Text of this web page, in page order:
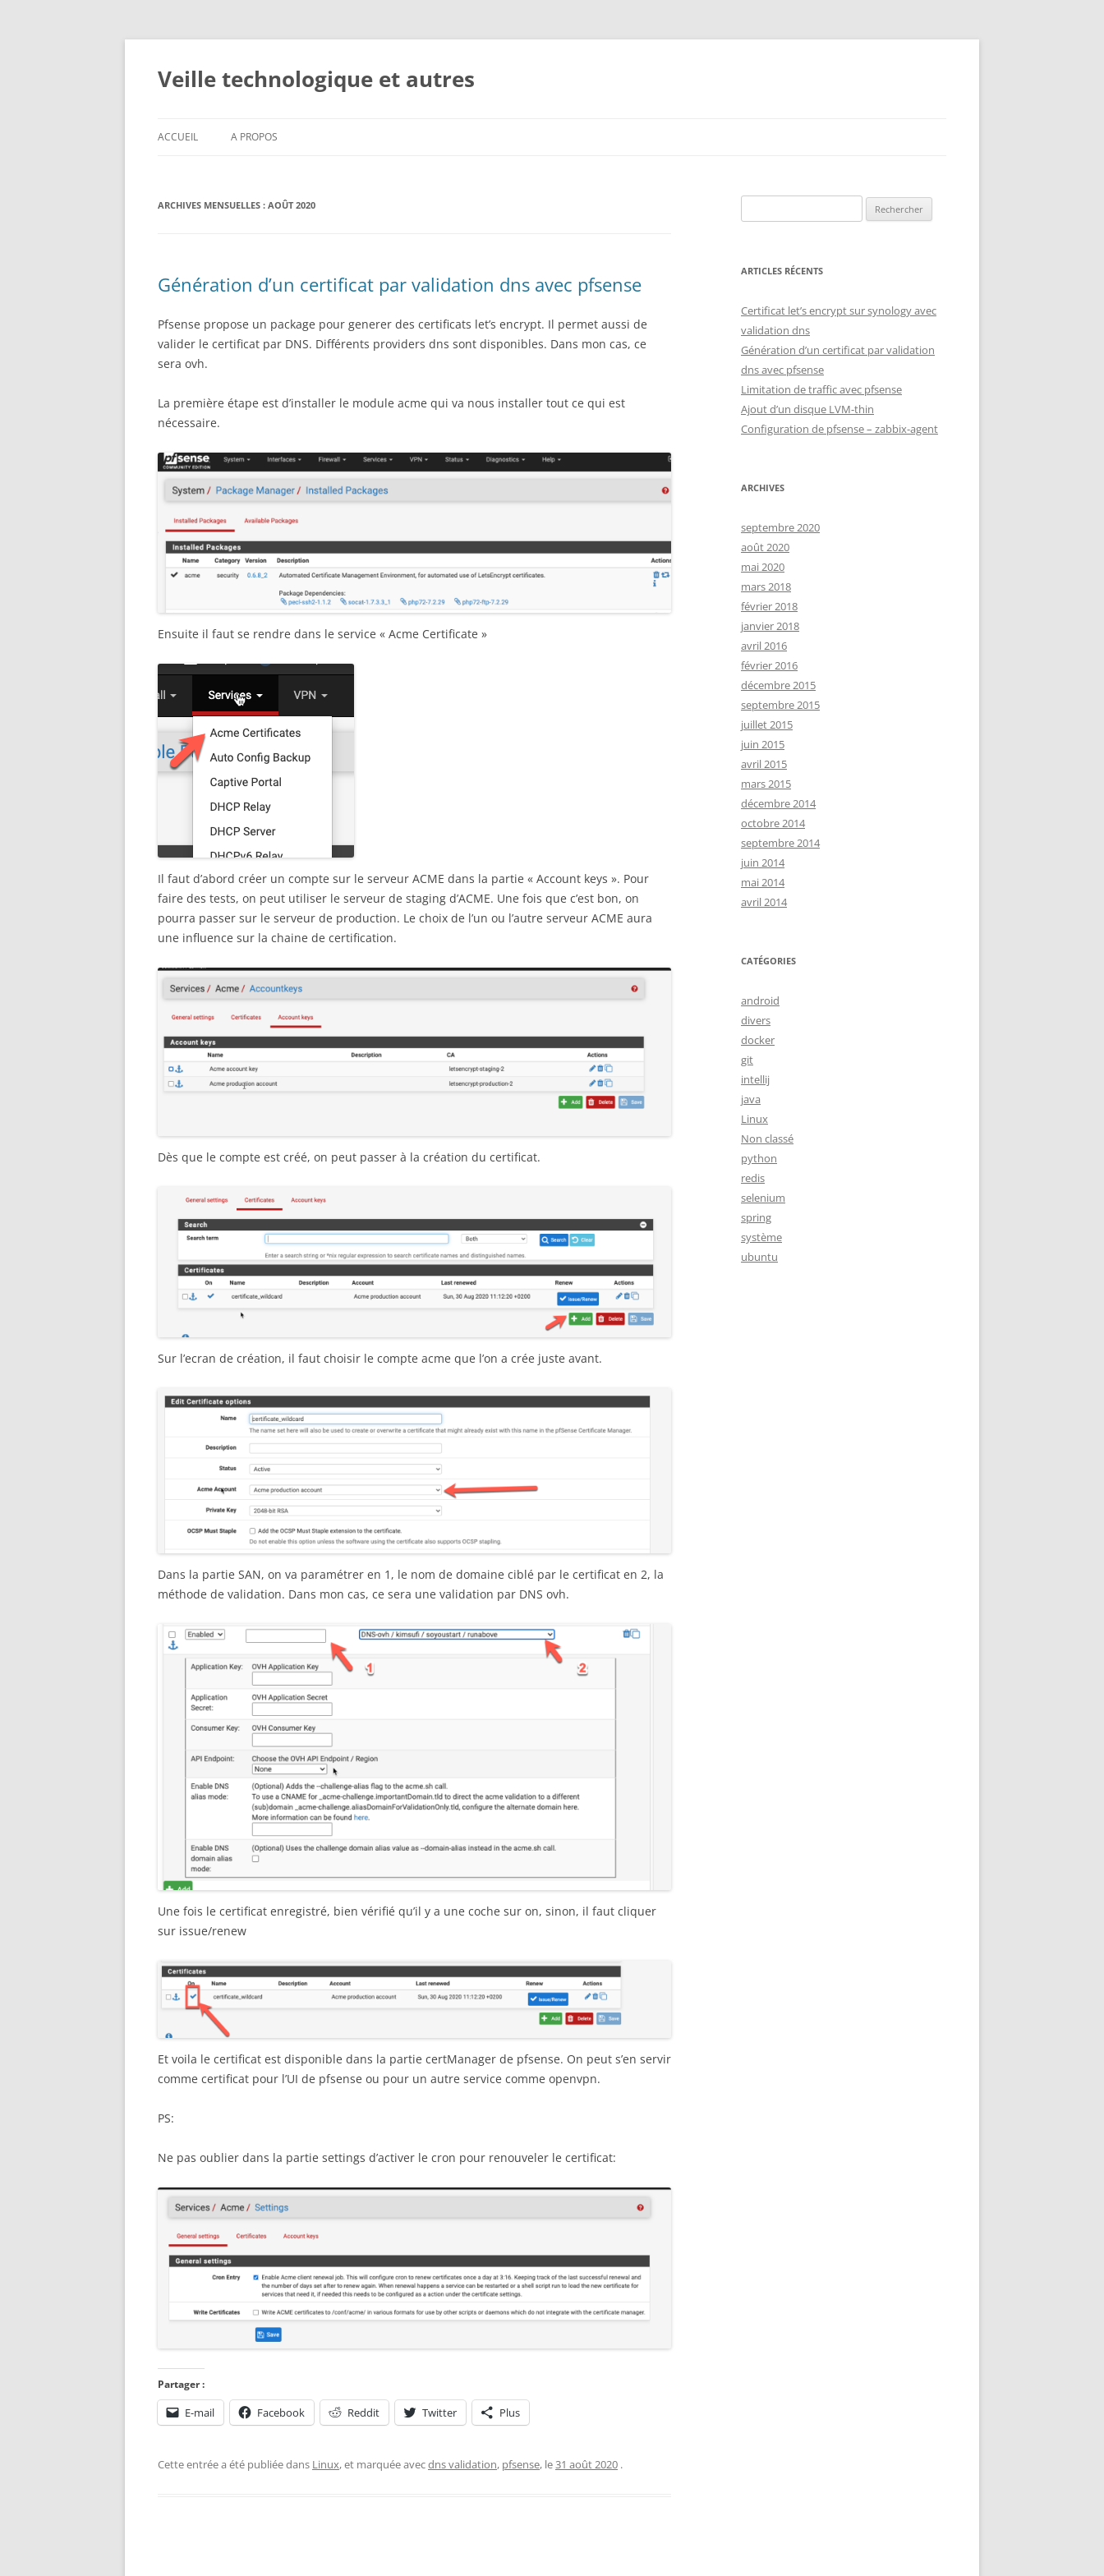
Veille technologique et autres
ACCUEIL A PROPOS
ARCHIVES MENSUELLES : AOÛT 2020
Génération d’un certificat par validation dns avec pfsense
Pfsense propose un package pour generer des certificats let’s encrypt. Il permet aussi de
valider le certificat par DNS. Différents providers dns sont disponibles. Dans mon cas, ce
sera ovh.
La première étape est d’installer le module acme qui va nous installer tout ce qui est
nécessaire.
Ensuite il faut se rendre dans le service « Acme Certificate »
Il faut d’abord créer un compte sur le serveur ACME dans la partie « Account keys ». Pour
faire des tests, on peut utiliser le serveur de staging d’ACME. Une fois que c’est bon, on
pourra passer sur le serveur de production. Le choix de l’un ou l’autre serveur ACME aura
une influence sur la chaine de certification.
Dès que le compte est créé, on peut passer à la création du certificat.
Sur l’ecran de création, il faut choisir le compte acme que l’on a crée juste avant.
Dans la partie SAN, on va paramétrer en 1, le nom de domaine ciblé par le certificat en 2, la
méthode de validation. Dans mon cas, ce sera une validation par DNS ovh.
Une fois le certificat enregistré, bien vérifié qu’il y a une coche sur on, sinon, il faut cliquer
sur issue/renew
Et voila le certificat est disponible dans la partie certManager de pfsense. On peut s’en servir
comme certificat pour l’UI de pfsense ou pour un autre service comme openvpn.
PS:
Ne pas oublier dans la partie settings d’activer le cron pour renouveler le certificat:
Partager :
E-mail Facebook Reddit Twitter Plus
Cette entrée a été publiée dans Linux, et marquée avecdns validation, pfsense, le31 août 2020 .
ARTICLES RÉCENTS
Certificat let’s encrypt sur synology avec
validation dns
Génération d’un certificat par validation
dns avec pfsense
Limitation de traffic avec pfsense
Ajout d’un disque LVM-thin
Configuration de pfsense – zabbix-agent
ARCHIVES
septembre 2020
août 2020
mai 2020
mars 2018
février 2018
janvier 2018
avril 2016
février 2016
décembre 2015
septembre 2015
juillet 2015
juin 2015
avril 2015
mars 2015
décembre 2014
octobre 2014
septembre 2014
juin 2014
mai 2014
avril 2014
CATÉGORIES
android
divers
docker
git
intellij
java
Linux
Non classé
python
redis
selenium
spring
système
ubuntu